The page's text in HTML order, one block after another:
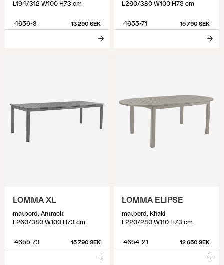
L194/312 W100 H73 cm
4656-8 13 290 SEK
L260/380 W100 H73 cm
4655-71 15 790 SEK
LOMMA XL
matbord, Antracit
L260/380 W100 H73 cm
4655-73 15 790 SEK
LOMMA ELIPSE
matbord, Khaki
L220/280 W110 H73 cm
4654-21 12 650 SEK